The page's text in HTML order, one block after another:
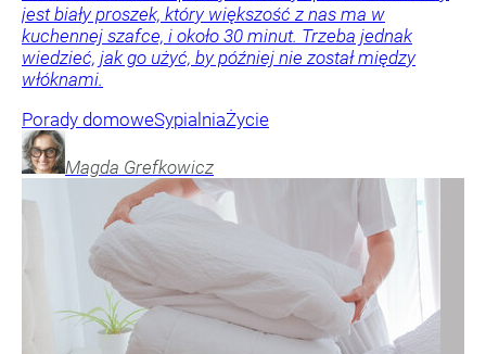
jest biały proszek, który większość z nas ma w
kuchennej szafce, i około 30 minut. Trzeba jednak
wiedzieć, jak go użyć, by później nie został między
włóknami.
Porady domoweSypialniaŻycie
Magda Grefkowicz